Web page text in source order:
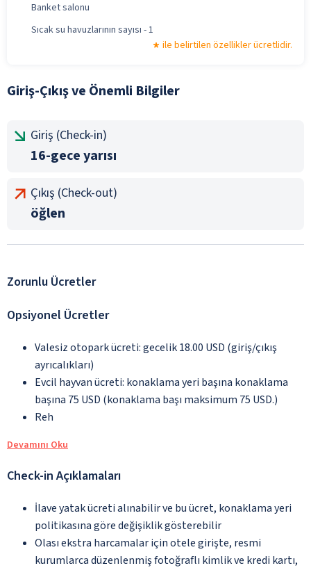
Banket salonu
Sıcak su havuzlarının sayısı - 1
ile belirtilen özellikler ücretlidir.
Giriş-Çıkış ve Önemli Bilgiler
Giriş (Check-in)
16-gece yarısı
Çıkış (Check-out)
öğlen
Zorunlu Ücretler
Opsiyonel Ücretler
Valesiz otopark ücreti: gecelik 18.00 USD (giriş/çıkış
ayrıcalıkları)
Evcil hayvan ücreti: konaklama yeri başına konaklama
başına 75 USD (konaklama başı maksimum 75 USD.)
Reh
Devamını Oku
Check-in Açıklamaları
İlave yatak ücreti alınabilir ve bu ücret, konaklama yeri
politikasına göre değişiklik gösterebilir
Olası ekstra harcamalar için otele girişte, resmi
kurumlarca düzenlenmiş fotoğraflı kimlik ve kredi kartı,